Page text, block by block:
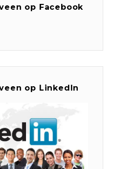
op Facebook
op LinkedIn